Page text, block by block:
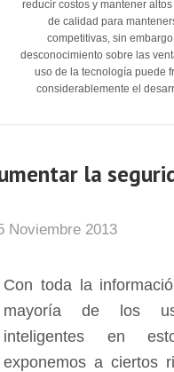
reducir costos y mantener
de calidad para
competitivas, sin
desconocimiento sobre las
uso de la tecnología puede
considerablemente el
la
Noviembre 2013
Con toda la
mayoría de los
inteligentes en
exponemos a ciertos